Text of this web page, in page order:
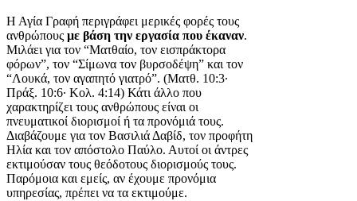
Η Αγία Γραφή περιγράφει μερικές φορές τους
ανθρώπους με βάση την εργασία που έκαναν.
Μιλάει για τον “Ματθαίο, τον εισπράκτορα
φόρων”, τον “Σίμωνα τον βυρσοδέψη” και τον
“Λουκά, τον αγαπητό γιατρό”. (Ματθ. 10:3·
Πράξ. 10:6· Κολ. 4:14) Κάτι άλλο που
χαρακτηρίζει τους ανθρώπους είναι οι
πνευματικοί διορισμοί ή τα προνόμιά τους.
Διαβάζουμε για τον Βασιλιά Δαβίδ, τον προφήτη
Ηλία και τον απόστολο Παύλο. Αυτοί οι άντρες
εκτιμούσαν τους θεόδοτους διορισμούς τους.
Παρόμοια και εμείς, αν έχουμε προνόμια
υπηρεσίας, πρέπει να τα εκτιμούμε.